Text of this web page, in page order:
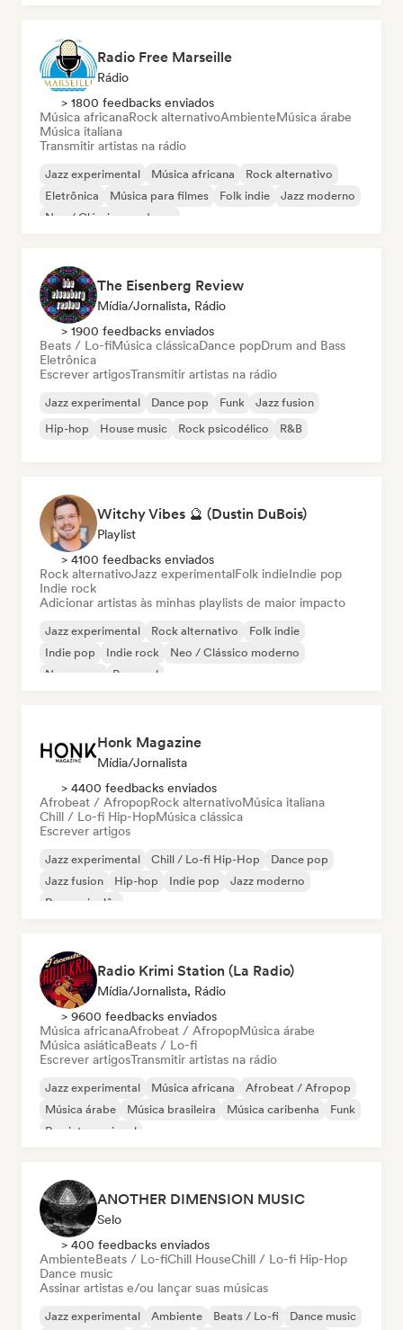
Radio Free Marseille
Rádio
> 1800 feedbacks enviados
Música africanaRock alternativoAmbienteMúsica árabe
Música italiana
Transmitir artistas na rádio
Jazz experimental Música africana
Rock alternativo
Eletrônica
Música para filmes Folk indie
Jazz moderno
Neo / Clássico moderno
The Eisenberg Review
Mídia/Jornalista, Rádio
> 1900 feedbacks enviados
Beats / Lo-fiMúsica clássicaDance popDrum and Bass
Eletrônica
Escrever artigosTransmitir artistas na rádio
Jazz experimental Dance pop Funk
Jazz fusion
Hip-hop
House music Rock psicodélico R&B
Witchy Vibes 🔮 (Dustin DuBois)
Playlist
> 4100 feedbacks enviados
Rock alternativoJazz experimentalFolk indieIndie pop
Indie rock
Adicionar artistas às minhas playlists de maior impacto
Jazz experimental Rock alternativo
Folk indie
Indie pop
Indie rock
Neo / Clássico moderno
New wave
Pop soul
Honk Magazine
Mídia/Jornalista
> 4400 feedbacks enviados
Afrobeat / AfropopRock alternativoMúsica italiana
Chill / Lo-fi Hip-HopMúsica clássica
Escrever artigos
Jazz experimental Chill / Lo-fi Hip-Hop
Dance pop
Jazz fusion
Hip-hop Indie pop
Jazz moderno
Rap em inglês
Radio Krimi Station (La Radio)
Mídia/Jornalista, Rádio
> 9600 feedbacks enviados
Música africanaAfrobeat / AfropopMúsica árabe
Música asiáticaBeats / Lo-fi
Escrever artigosTransmitir artistas na rádio
Jazz experimental Música africana
Afrobeat / Afropop
Música árabe
Música brasileira Música caribenha
Funk
Rap internacional
ANOTHER DIMENSION MUSIC
Selo
> 400 feedbacks enviados
AmbienteBeats / Lo-fiChill HouseChill / Lo-fi Hip-Hop
Dance music
Assinar artistas e/ou lançar suas músicas
Jazz experimental Ambiente Beats / Lo-fi
Dance music